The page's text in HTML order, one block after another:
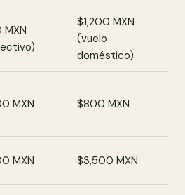
$1,200 MXN
(vuelo
doméstico)
MXN $800 MXN
MXN $3,500 MXN